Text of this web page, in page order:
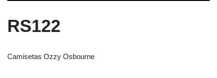
RS122
Camisetas Ozzy Osbourne